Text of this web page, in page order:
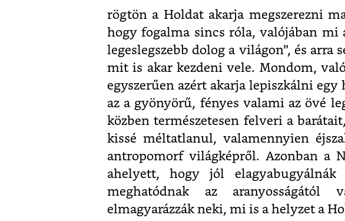
rögtön a Holdat akarja megszerezni
hogy fogalma sincs róla, valójában mi
legeslegszebb dolog a világon”, és arra
mit is akar kezdeni vele. Mondom,
egyszerűen azért akarja lepiszkálni egy
az a gyönyörű, fényes valami az övé
közben természetesen felveri a
kissé méltatlanul, valamennyien
antropomorf világképről. Azonban a
ahelyett, hogy jól elagyabugyálnák
meghatódnak az aranyosságától
elmagyarázzák neki, mi is a helyzet a